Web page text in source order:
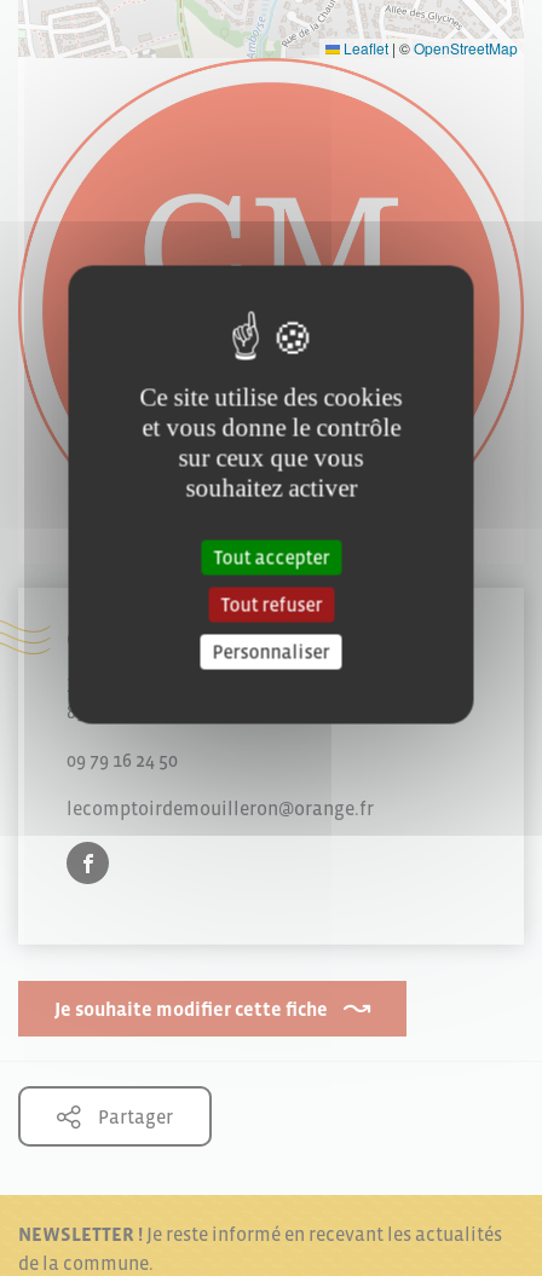
Leaflet | ©OpenStreetMap
Coordonnées :
3 Place de la Marelle
85000 Mouilleron-le-Captif
09 79 16 24 50
lecomptoirdemouilleron@orange.fr
Je souhaite modifier cette fiche
Partager
NEWSLETTER ! Je reste informé en recevant les actualités
de la commune.
Ce site utilise des cookies
et vous donne le contrôle
sur ceux que vous
souhaitez activer
Tout accepter
Tout refuser
Personnaliser